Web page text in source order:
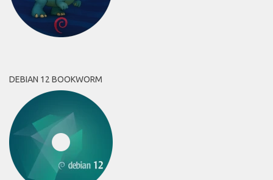
DEBIAN 12 BOOKWORM